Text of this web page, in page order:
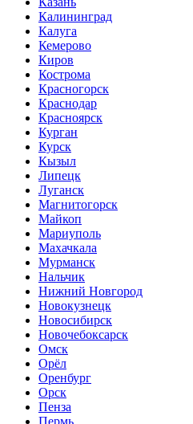
Калининград
Калуга
Кемерово
Киров
Кострома
Красногорск
Краснодар
Красноярск
Курган
Курск
Кызыл
Липецк
Луганск
Магнитогорск
Майкоп
Мариуполь
Махачкала
Мурманск
Нальчик
Нижний Новгород
Новокузнецк
Новосибирск
Новочебоксарск
Омск
Орёл
Оренбург
Орск
Пенза
Пермь